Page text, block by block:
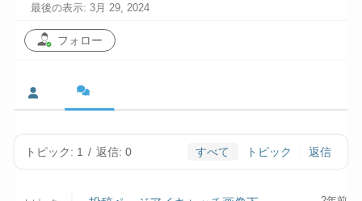
最後の表示: 3月 29, 2024
フォロー
トピック: 1 / 返信: 0 すべて トピック 返信